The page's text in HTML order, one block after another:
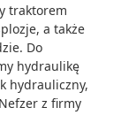
traktorem
a także
Do
hydraulikę
hydrauliczny,
z firmy